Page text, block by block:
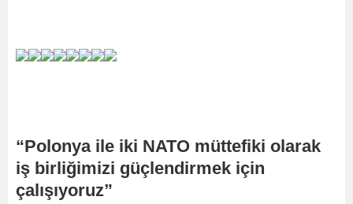
“Polonya ile iki NATO müttefiki olarak
iş birliğimizi güçlendirmek için
çalışıyoruz”